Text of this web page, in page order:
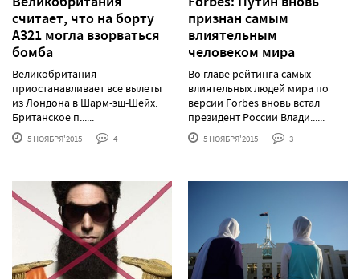
считает, что на борту
А321 могла взорваться
бомба
Великобритания
приостанавливает все вылеты
из Лондона в Шарм-эш-Шейх.
Британское п......
5 НОЯБРЯ'2015 4
признан самым
влиятельным
человеком мира
Во главе рейтинга самых
влиятельных людей мира по
версии Forbes вновь встал
президент России Влади......
5 НОЯБРЯ'2015 3